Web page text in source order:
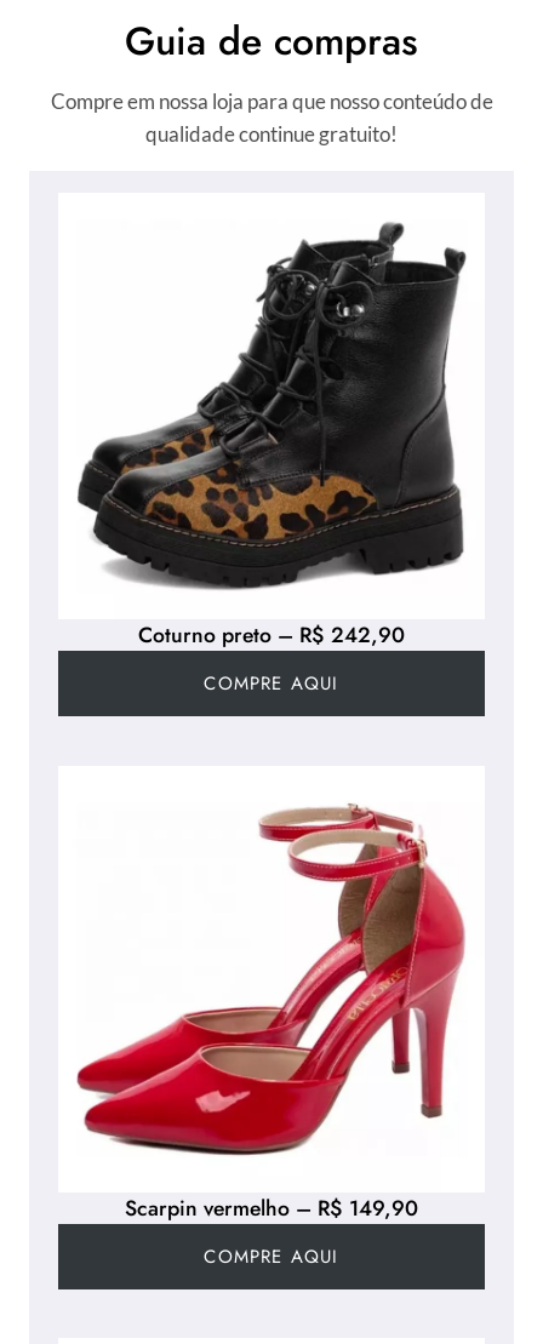
Guia de compras
Compre em nossa loja para que nosso conteúdo de
qualidade continue gratuito!
Coturno preto – R$ 242,90
COMPRE AQUI
Scarpin vermelho – R$ 149,90
COMPRE AQUI